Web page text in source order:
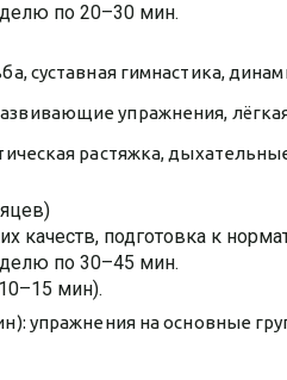
по 20–30 мин.
суставная гимнастика,
упражнения,
растяжка,
качеств, подготовка к
по 30–45 мин.
мин).
упражнения на основные